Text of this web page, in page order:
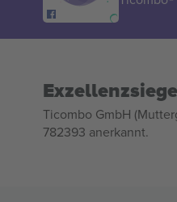
Ticombo GmbH
782393 anerkannt.